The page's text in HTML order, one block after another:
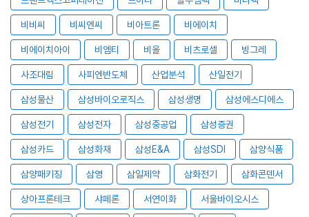
비비씨 비씨엔씨 비아트론 비에이치
비에이치아이 비엠티 비올 비츠로셀 빙그레
사조대림 사피엔반도체 산업분석 산일전기
삼성물산 삼성바이오로직스 삼성생명 삼성에스디에스
삼성전기 삼성전자 삼성중공업 삼성증권
삼성카드 삼성화재 삼성E&A 삼성SDI 삼양식품
삼양패키징 삼영 삼일제약 삼화전기 삼화콘덴서
상아프론테크 샤페론 서연이화 서울바이오시스